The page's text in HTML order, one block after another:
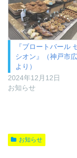
『ブロートバール
シオン』（神戸市
より）
2024年12月12日
お知らせ
お知らせ